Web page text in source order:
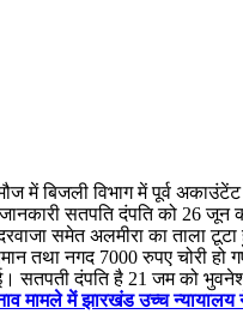
में बिजली विभाग में पूर्व
सतपति दंपति को 26
समेत अलमीरा का ताला
तथा नगद 7000 रुपए चोरी
सतपती दंपति है 21 जम को
मामले में झारखंड उच्च